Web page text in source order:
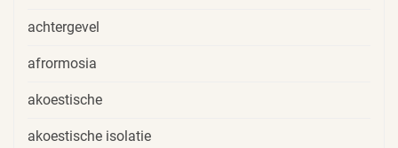
achtergevel
afrormosia
akoestische
akoestische isolatie